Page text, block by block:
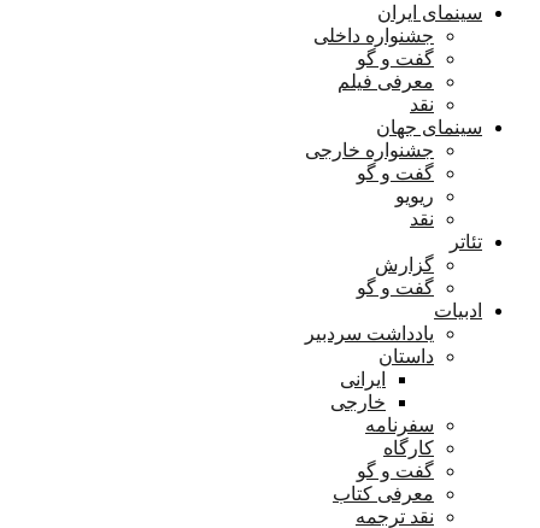
سینمای ایران
جشنواره داخلی
گفت و گو
معرفی فیلم
نقد
سینمای جهان
جشنواره خارجی
گفت و گو
ریویو
نقد
تئاتر
گزارش
گفت و گو
ادبیات
یادداشت سردبیر
داستان
ایرانی
خارجی
سفرنامه
کارگاه
گفت و گو
معرفی کتاب
نقد ترجمه